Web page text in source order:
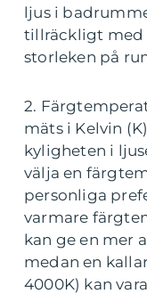
ljus i
tillräckligt med
storleken på
2.
mäts i Kelvin
kyligheten i
välja en
personliga
varmare
kan ge en mer
medan en
4000K) kan